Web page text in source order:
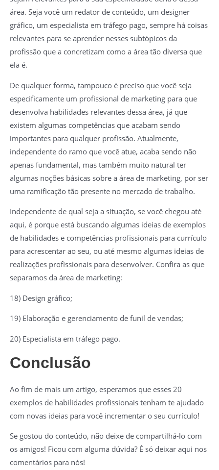
área. Seja você um redator de conteúdo, um designer
gráfico, um especialista em tráfego pago, sempre há coisas
relevantes para se aprender nesses subtópicos da
profissão que a concretizam como a área tão diversa que
ela é.
De qualquer forma, tampouco é preciso que você seja
especificamente um profissional de marketing para que
desenvolva habilidades relevantes dessa área, já que
existem algumas competências que acabam sendo
importantes para qualquer profissão. Atualmente,
independente do ramo que você atue, acaba sendo não
apenas fundamental, mas também muito natural ter
algumas noções básicas sobre a área de marketing, por ser
uma ramificação tão presente no mercado de trabalho.
Independente de qual seja a situação, se você chegou até
aqui, é porque está buscando algumas ideias de exemplos
de habilidades e competências profissionais para currículo
para acrescentar ao seu, ou até mesmo algumas ideias de
realizações profissionais para desenvolver. Confira as que
separamos da área de marketing:
18) Design gráfico;
19) Elaboração e gerenciamento de funil de vendas;
20) Especialista em tráfego pago.
Conclusão
Ao fim de mais um artigo, esperamos que esses 20
exemplos de habilidades profissionais tenham te ajudado
com novas ideias para você incrementar o seu currículo!
Se gostou do conteúdo, não deixe de compartilhá-lo com
os amigos! Ficou com alguma dúvida? É só deixar aqui nos
comentários para nós!